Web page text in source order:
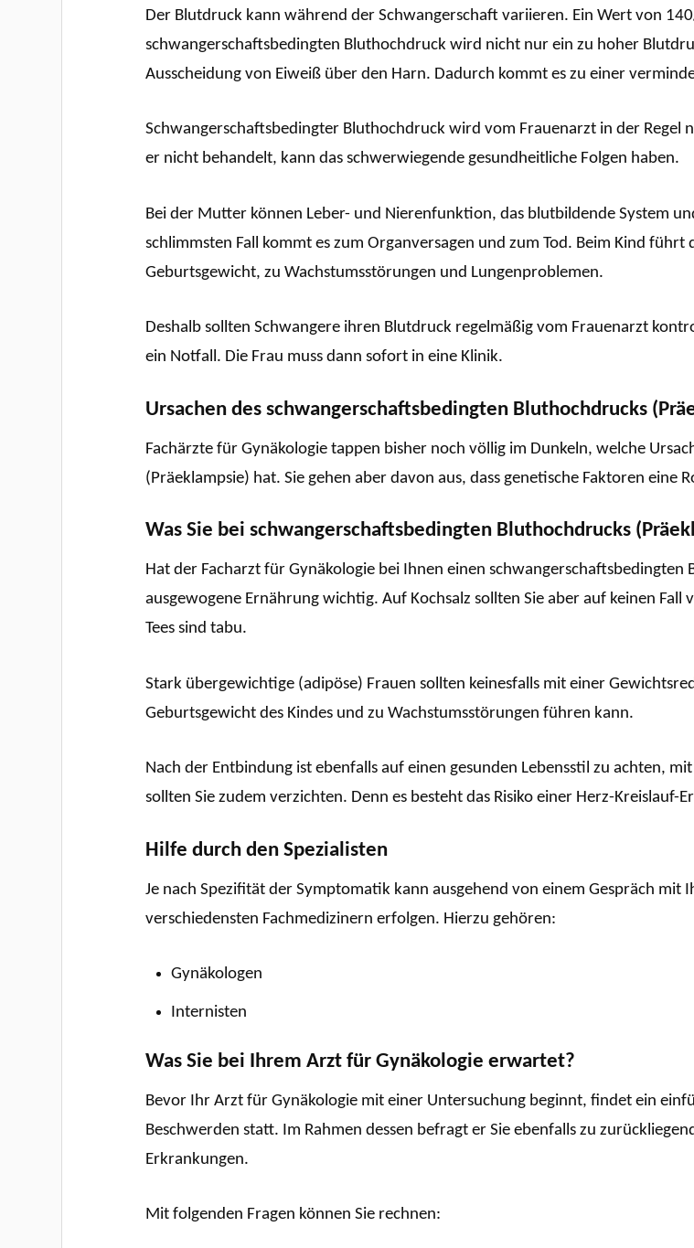
Der Blutdruck kann während der Schwangerschaft variieren. Ein Wert von
schwangerschaftsbedingten Bluthochdruck wird nicht nur ein zu hoher
Ausscheidung von Eiweiß über den Harn. Dadurch kommt es zu einer
Schwangerschaftsbedingter Bluthochdruck wird vom Frauenarzt in der Regel
er nicht behandelt, kann das schwerwiegende gesundheitliche Folgen haben.
Bei der Mutter können Leber- und Nierenfunktion, das blutbildende System
schlimmsten Fall kommt es zum Organversagen und zum Tod. Beim Kind
Geburtsgewicht, zu Wachstumsstörungen und Lungenproblemen.
Deshalb sollten Schwangere ihren Blutdruck regelmäßig vom Frauenarzt
ein Notfall. Die Frau muss dann sofort in eine Klinik.
Ursachen des schwangerschaftsbedingten Bluthochdrucks
Fachärzte für Gynäkologie tappen bisher noch völlig im Dunkeln, welche
(Präeklampsie) hat. Sie gehen aber davon aus, dass genetische Faktoren eine
Was Sie bei schwangerschaftsbedingten Bluthochdrucks
Hat der Facharzt für Gynäkologie bei Ihnen einen
ausgewogene Ernährung wichtig. Auf Kochsalz sollten Sie aber auf keinen
Tees sind tabu.
Stark übergewichtige (adipöse) Frauen sollten keinesfalls mit einer
Geburtsgewicht des Kindes und zu Wachstumsstörungen führen kann.
Nach der Entbindung ist ebenfalls auf einen gesunden Lebensstil zu achten,
sollten Sie zudem verzichten. Denn es besteht das Risiko einer Herz-Kreislauf-
Hilfe durch den Spezialisten
Je nach Spezifität der Symptomatik kann ausgehend von einem Gespräch
verschiedensten Fachmedizinern erfolgen. Hierzu gehören:
Gynäkologen
Internisten
Was Sie bei Ihrem Arzt für Gynäkologie erwartet?
Bevor Ihr Arzt für Gynäkologie mit einer Untersuchung beginnt, findet ein
Beschwerden statt. Im Rahmen dessen befragt er Sie ebenfalls zu
Erkrankungen.
Mit folgenden Fragen können Sie rechnen: